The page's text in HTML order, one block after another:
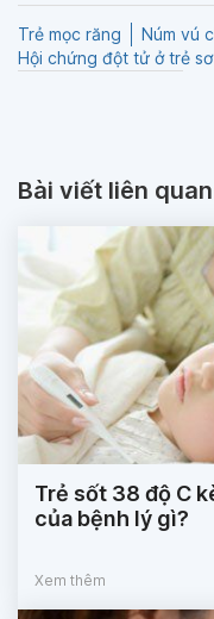
Trẻ mọc răng Núm vú
Hội chứng đột tử ở trẻ sơ
Bài viết liên quan
Trẻ sốt 38 độ C
của bệnh lý gì?
Xem thêm